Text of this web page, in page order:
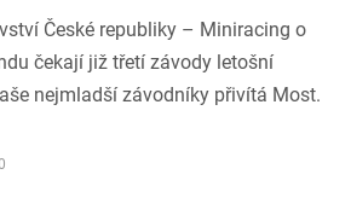
České republiky – Miniracing o
čekají již třetí závody letošní
nejmladší závodníky přivítá Most.